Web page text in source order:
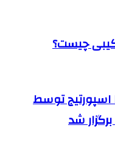
چیست؟
توسط
شد